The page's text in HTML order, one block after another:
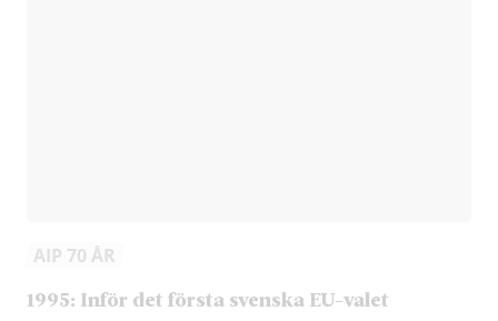
AIP 70 ÅR
1995: Inför det första svenska EU-valet